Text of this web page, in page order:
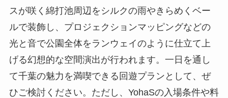
スが咲く綿打池周辺をシルクの雨やきらめくベー
ルで装飾し、プロジェクションマッピングなどの
光と音で公園全体をランウェイのように仕立て上
げる幻想的な空間演出が行われます。一日を通し
て千葉の魅力を満喫できる回遊プランとして、ぜ
ひご検討ください。ただし、YohaSの入場条件や料